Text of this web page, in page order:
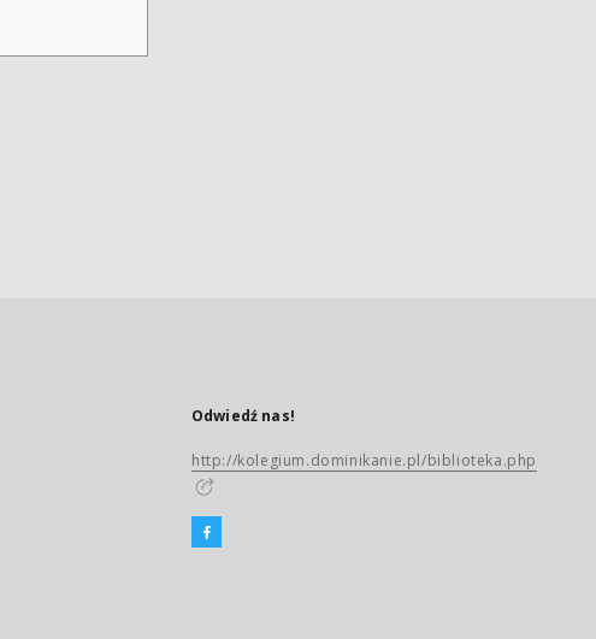
Odwiedź nas!
http://kolegium.dominikanie.pl/biblioteka.php